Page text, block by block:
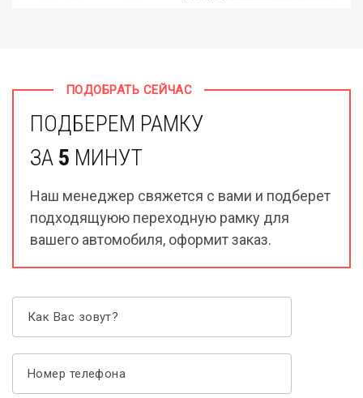
ПОДБЕРЕМ РАМКУ
ЗА 5 МИНУТ
Наш менеджер свяжется с вами и подберет
подходящуюю переходную рамку для
вашего автомобиля, оформит заказ.
ПОДОБРАТЬ СЕЙЧАС
Как Вас зовут?
Номер телефона